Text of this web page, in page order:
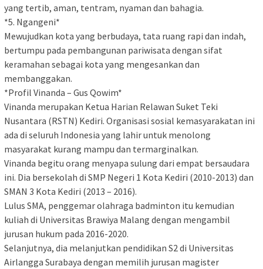
yang tertib, aman, tentram, nyaman dan bahagia.
*5. Ngangeni*
Mewujudkan kota yang berbudaya, tata ruang rapi dan indah,
bertumpu pada pembangunan pariwisata dengan sifat
keramahan sebagai kota yang mengesankan dan
membanggakan.
*Profil Vinanda – Gus Qowim*
Vinanda merupakan Ketua Harian Relawan Suket Teki
Nusantara (RSTN) Kediri. Organisasi sosial kemasyarakatan ini
ada di seluruh Indonesia yang lahir untuk menolong
masyarakat kurang mampu dan termarginalkan.
Vinanda begitu orang menyapa sulung dari empat bersaudara
ini. Dia bersekolah di SMP Negeri 1 Kota Kediri (2010-2013) dan
SMAN 3 Kota Kediri (2013 – 2016).
Lulus SMA, penggemar olahraga badminton itu kemudian
kuliah di Universitas Brawiya Malang dengan mengambil
jurusan hukum pada 2016-2020.
Selanjutnya, dia melanjutkan pendidikan S2 di Universitas
Airlangga Surabaya dengan memilih jurusan magister